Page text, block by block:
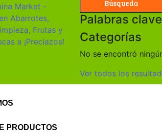
Búsqueda
Palabras
Categorías
No se encontró
Ver todos los
PRODUCTOS